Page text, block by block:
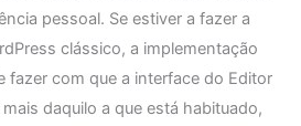
pessoal. Se estiver a fazer a
clássico, a implementação
fazer com que a interface do Editor
daquilo a que está habituado,